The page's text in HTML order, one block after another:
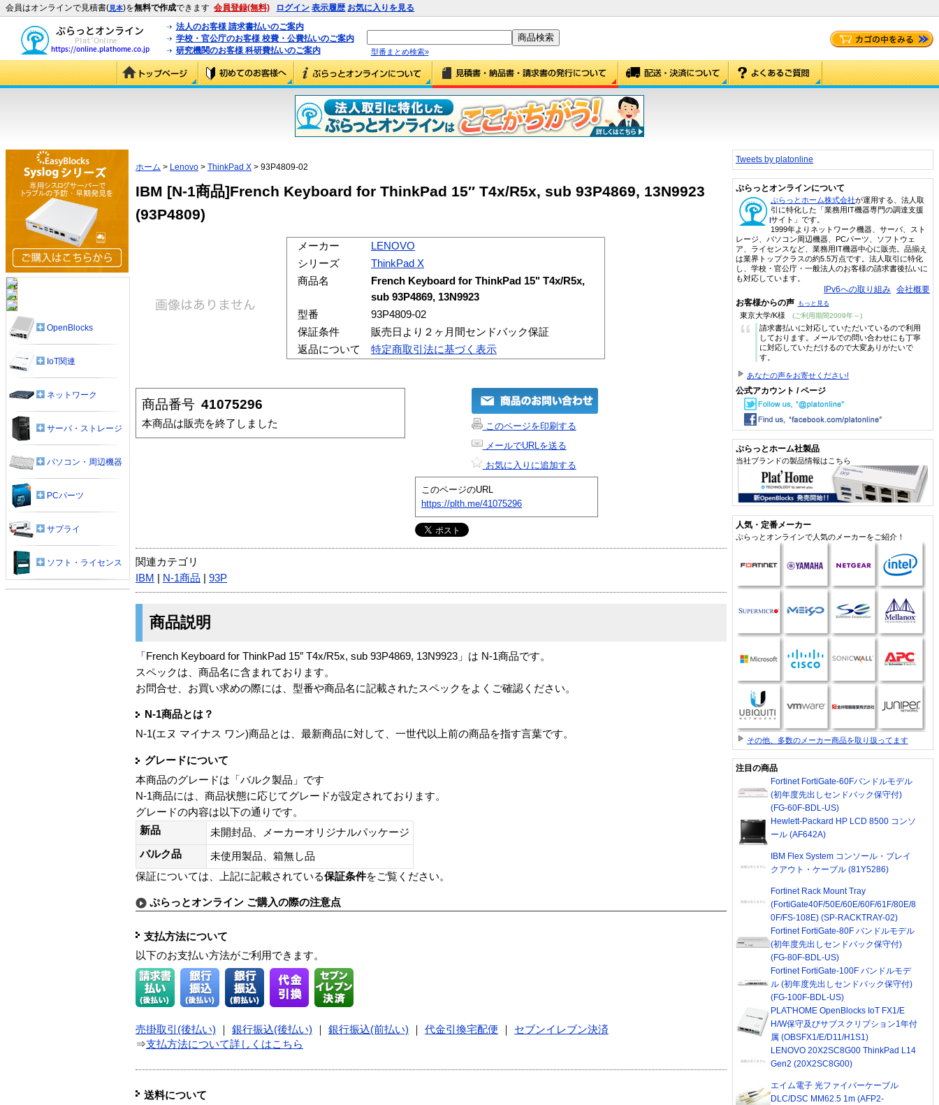
会員はオンラインで見積書(見本)を無料で作成できます 会員登録(無料) ログイン 表示履歴 お気に入りを見る
法人のお客様 請求書払いのご案内
学校・官公庁のお客様 校費・公費払いのご案内
研究機関のお客様 科研費払いのご案内
型番まとめ検索»
ホーム > Lenovo > ThinkPad X > 93P4809-02
IBM [N-1商品]French Keyboard for ThinkPad 15″ T4x/R5x, sub 93P4869, 13N9923
(93P4809)
メーカー
LENOVO
シリーズ
ThinkPad X
商品名
French Keyboard for ThinkPad 15" T4x/R5x,
sub 93P4869, 13N9923
型番
93P4809-02
保証条件
販売日より２ヶ月間センドバック保証
返品について
特定商取引法に基づく表示
商品番号 41075296
本商品は販売を終了しました
このページを印刷する
メールでURLを送る
お気に入りに追加する
このページのURL
https://plth.me/41075296
関連カテゴリ
IBM
N-1商品 93P
商品説明
「French Keyboard for ThinkPad 15″ T4x/R5x, sub 93P4869, 13N9923」は N-1商品です。
スペックは、商品名に含まれております。
お問合せ、お買い求めの際には、型番や商品名に記載されたスペックをよくご確認ください。
N-1商品とは？
N-1(エヌ マイナス ワン)商品とは、最新商品に対して、一世代以上前の商品を指す言葉です。
グレードについて
本商品のグレードは「バルク製品」です
N-1商品には、商品状態に応じてグレードが設定されております。
グレードの内容は以下の通りです。
新品
未開封品、メーカーオリジナルパッケージ
バルク品
未使用製品、箱無し品
保証については、上記に記載されている保証条件をご覧ください。
ぷらっとオンライン ご購入の際の注意点
支払方法について
以下のお支払い方法がご利用できます。
売掛取引(後払い) 銀行振込(後払い) 銀行振込(前払い) 代金引換宅配便
セブンイレブン決済
⇒支払方法について詳しくはこちら
送料について
OpenBlocks
IoT関連
ネットワーク
サーバ・ストレージ
パソコン・周辺機器
PCパーツ
サプライ
ソフト・ライセンス
Tweets by platonline
ぷらっとオンラインについて
ぷらっとホーム株式会社が運用する、法人取
引に特化した「業務用IT機器専門の調達支援
サイト」です。
1999年よりネットワーク機器、サーバ、スト
レージ、パソコン周辺機器、PCパーツ、ソフトウェ
ア、ライセンスなど、業務用IT機器中心に販売。品揃え
は業界トップクラスの約5.5万点です。法人取引に特化
し、学校・官公庁・一般法人のお客様の請求書後払いに
も対応しています。
IPv6への取り組み 会社概要
お客様からの声 もっと見る
東京大学/K様 (ご利用期間2009年～)
“
請求書払いに対応していただいているので利用
しております。メールでの問い合わせにも丁寧
に対応していただけるので大変ありがたいで
す。
あなたの声をお寄せください!
公式アカウント / ページ
ぷらっとホーム社製品
当社ブランドの製品情報はこちら
人気・定番メーカー
ぷらっとオンラインで人気のメーカーをご紹介！
その他、多数のメーカー商品を取り扱ってます
注目の商品
Fortinet FortiGate-60Fバンドルモデル
(初年度先出しセンドバック保守付)
(FG-60F-BDL-US)
Hewlett-Packard HP LCD 8500 コンソ
ール (AF642A)
IBM Flex System コンソール・ブレイ
クアウト・ケーブル (81Y5286)
Fortinet Rack Mount Tray
(FortiGate40F/50E/60E/60F/61F/80E/8
0F/FS-108E) (SP-RACKTRAY-02)
Fortinet FortiGate-80F バンドルモデル
(初年度先出しセンドバック保守付)
(FG-80F-BDL-US)
Fortinet FortiGate-100F バンドルモデ
ル (初年度先出しセンドバック保守付)
(FG-100F-BDL-US)
PLAT'HOME OpenBlocks IoT FX1/E
H/W保守及びサブスクリプション1年付
属 (OBSFX1/E/D11/H1S1)
LENOVO 20X2SC8G00 ThinkPad L14
Gen2 (20X2SC8G00)
エイム電子 光ファイバーケーブル
DLC/DSC MM62.5 1m (AFP2-